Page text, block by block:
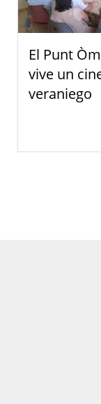
El Punt
vive un
veraniego